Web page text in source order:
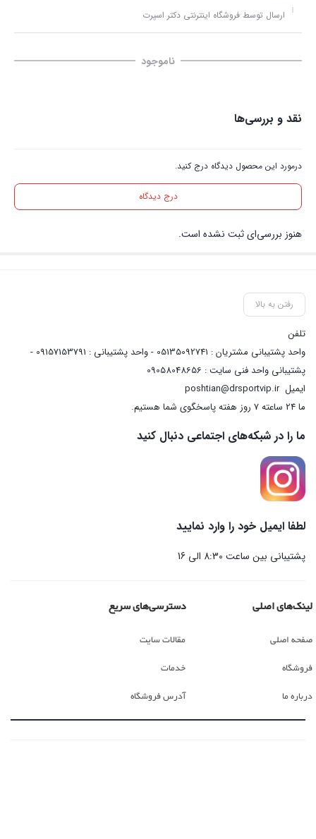
ارسال توسط فروشگاه اینترنتی دکتر اسپرت
ناموجود
نقد و بررسی‌ها
درمورد این محصول دیدگاه درج کنید.
درج دیدگاه
هنوز بررسی‌ای ثبت نشده است.
رفتن به بالا
تلفن
واحد پشتیبانی مشتریان : 05135092741 - واحد پشتیبانی : 09157153791 -
پشتیبانی واحد فنی سایت : 09058048656
ایمیلposhtian@drsportvip.ir
ما 24 ساعته 7 روز هفته پاسخگوی شما هستیم.
ما را در شبکه‌های اجتماعی دنبال کنید
لطفا ایمیل خود را وارد نمایید
پشتیبانی بین ساعت 8:30 الی 16
لینک‌های اصلی
صفحه اصلی
فروشگاه
درباره ما
دسترسی‌های سریع
مقالات سایت
خدمات
آدرس فروشگاه